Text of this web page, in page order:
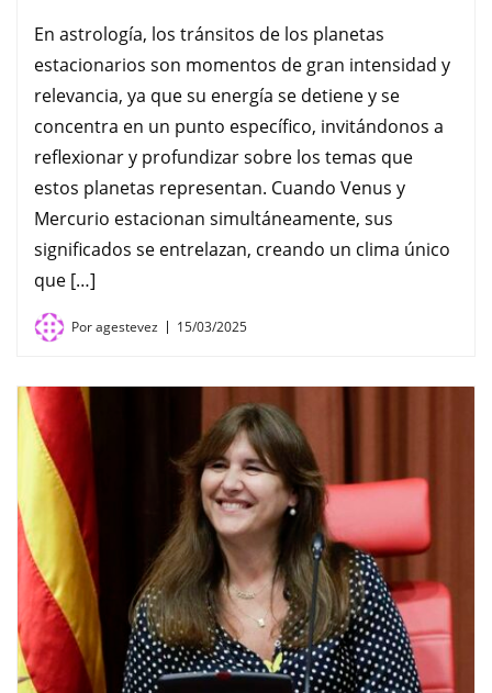
En astrología, los tránsitos de los planetas
estacionarios son momentos de gran intensidad y
relevancia, ya que su energía se detiene y se
concentra en un punto específico, invitándonos a
reflexionar y profundizar sobre los temas que
estos planetas representan. Cuando Venus y
Mercurio estacionan simultáneamente, sus
significados se entrelazan, creando un clima único
que […]
Poragestevez 15/03/2025